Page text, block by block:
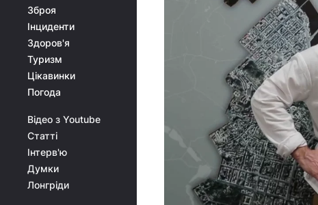
Зброя
Інциденти
Здоров'я
Туризм
Цікавинки
Погода
Відео з Youtube
Статті
Інтерв'ю
Думки
Лонгріди